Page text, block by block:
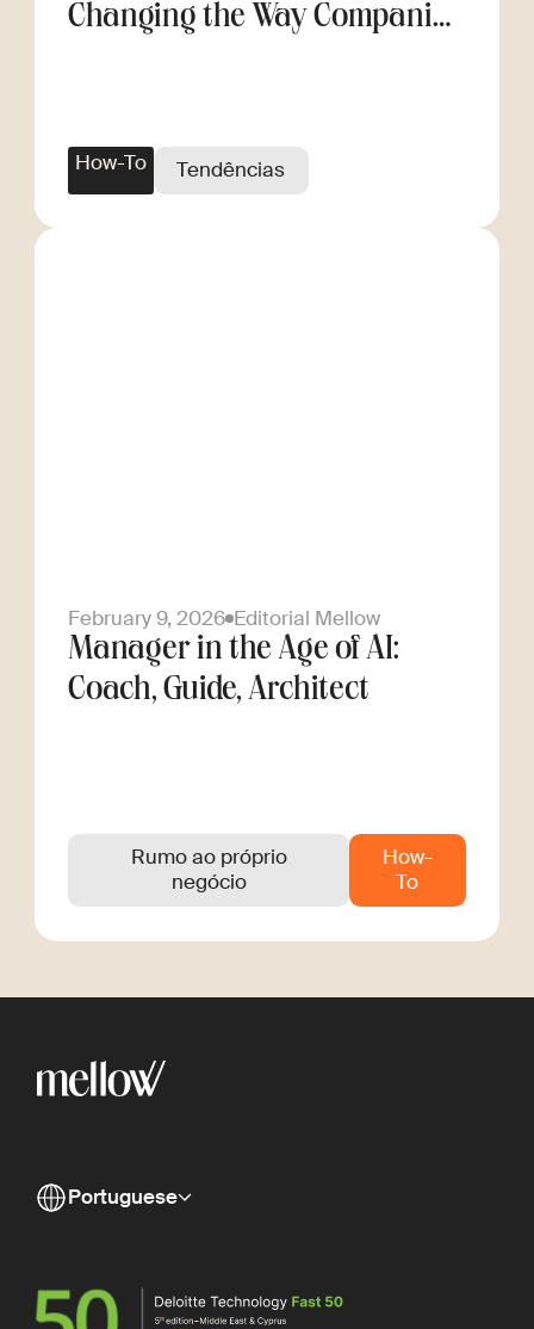
Changing the Way Companies
How-To Tendências
February 9, 2026 Editorial Mellow
Manager in the Age of AI:
Coach, Guide, Architect
Rumo ao próprio
negócio
How-
To
Portuguese